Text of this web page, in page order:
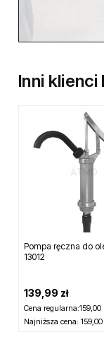
Inni
Pompa ręczna do
13012
139,99 zł
Cena regularna:159,00
Najniższa cena: 159,00